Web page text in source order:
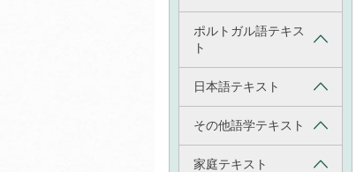
ポルトガル語テキス
ト
日本語テキスト
その他語学テキスト
家庭テキスト